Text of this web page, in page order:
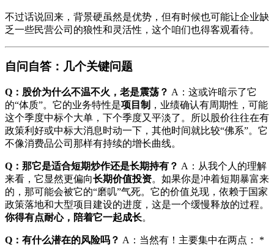
不过话说回来，背景硬虽然是优势，但有时候也可能让企业缺
乏一些民营公司的狼性和灵活性，这个咱们也得客观看待。
自问自答：几个关键问题
Q：股价为什么不温不火，老是震荡？ A：这或许暗示了它
的“体质”。它的业务特性是项目制 ，业绩确认有周期性，可能
这个季度中标个大单，下个季度又平淡了。所以股价往往在有
政策利好或中标大消息时动一下，其他时间就比较“佛系”。它
不像消费品公司那样有持续的增长曲线。
Q：那它是适合短期炒作还是长期持有？ A：从我个人的理解
来看，它显然更偏向长期价值投资。如果你是冲着短期暴富来
的，那可能会被它的“磨叽”气死。它的价值兑现，依赖于国家
政策落地和大型项目建设的进度，这是一个缓慢释放的过程。
你得有点耐心，陪着它一起成长。
Q：有什么潜在的风险吗？ A：当然有！主要集中在两点： *